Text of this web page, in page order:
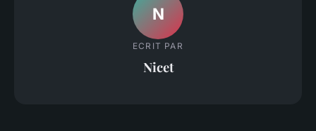
N
ECRIT PAR
Nicet